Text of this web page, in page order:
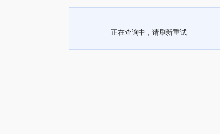
正在查询中，请刷新重试